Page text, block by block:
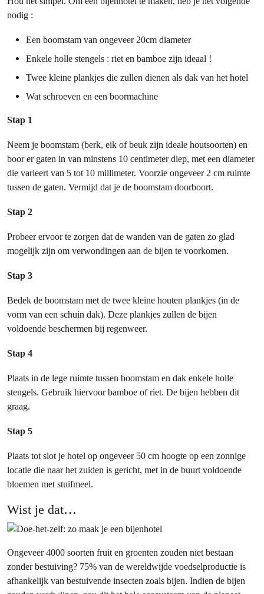
nodig :
Een boomstam van ongeveer 20cm diameter
Enkele holle stengels : riet en bamboe zijn ideaal !
Twee kleine plankjes die zullen dienen als dak van het hotel
Wat schroeven en een boormachine
Stap 1
Neem je boomstam (berk, eik of beuk zijn ideale houtsoorten) en
boor er gaten in van minstens 10 centimeter diep, met een diameter
die varieert van 5 tot 10 millimeter. Voorzie ongeveer 2 cm ruimte
tussen de gaten. Vermijd dat je de boomstam doorboort.
Stap 2
Probeer ervoor te zorgen dat de wanden van de gaten zo glad
mogelijk zijn om verwondingen aan de bijen te voorkomen.
Stap 3
Bedek de boomstam met de twee kleine houten plankjes (in de
vorm van een schuin dak). Deze plankjes zullen de bijen
voldoende beschermen bij regenweer.
Stap 4
Plaats in de lege ruimte tussen boomstam en dak enkele holle
stengels. Gebruik hiervoor bamboe of riet. De bijen hebben dit
graag.
Stap 5
Plaats tot slot je hotel op ongeveer 50 cm hoogte op een zonnige
locatie die naar het zuiden is gericht, met in de buurt voldoende
bloemen met stuifmeel.
Wist je dat…
Ongeveer 4000 soorten fruit en groenten zouden niet bestaan
zonder bestuiving? 75% van de wereldwijde voedselproductie is
afhankelijk van bestuivende insecten zoals bijen. Indien de bijen